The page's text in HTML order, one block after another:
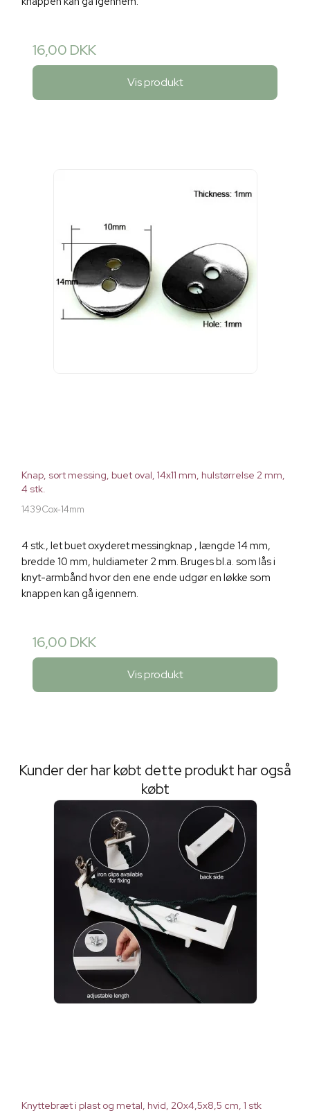
16,00 DKK
Vis produkt
Knap, sort messing, buet oval, 14x11 mm, hulstørrelse 2 mm,
4 stk.
1439Cox-14mm
4 stk., let buet oxyderet messingknap , længde 14 mm,
bredde 10 mm, huldiameter 2 mm. Bruges bl.a. som lås i
knyt-armbånd hvor den ene ende udgør en løkke som
knappen kan gå igennem.
16,00 DKK
Vis produkt
Kunder der har købt dette produkt har også
købt
Knyttebræt i plast og metal, hvid, 20x4,5x8,5 cm, 1 stk